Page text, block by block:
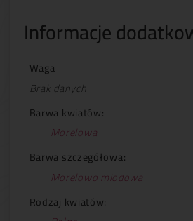
Informacje
Waga
Brak danych
Barwa kwiatów:
Morelowa
Barwa szczegółowa:
Morelowo miodowa
Rodzaj kwiatów: